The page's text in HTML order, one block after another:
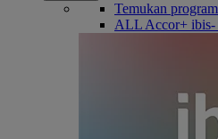
Temukan program
ALL Accor+ ibis-